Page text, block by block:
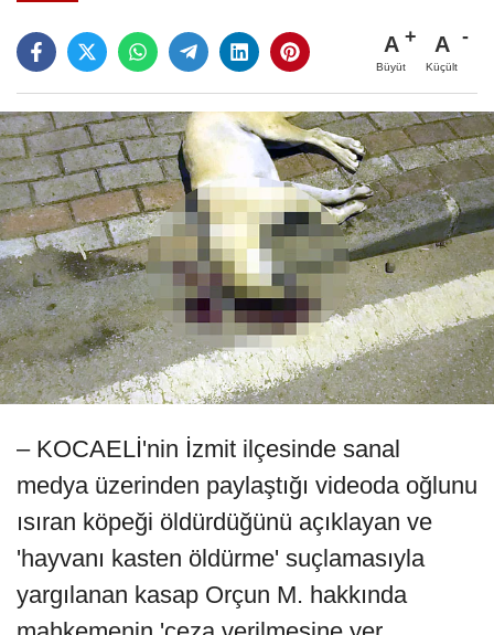
A
Büyüt
A
Küçült
– KOCAELİ'nin İzmit ilçesinde sanal
medya üzerinden paylaştığı videoda oğlunu
ısıran köpeği öldürdüğünü açıklayan ve
'hayvanı kasten öldürme' suçlamasıyla
yargılanan kasap Orçun M. hakkında